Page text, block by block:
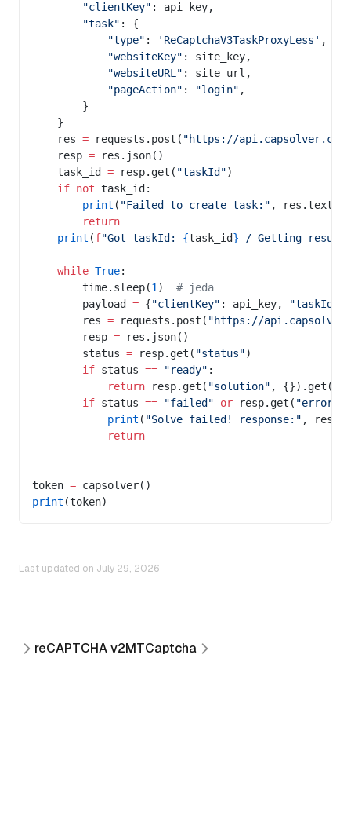
        "clientKey"
: api_key,
        "task"
: {
            "type"
: 'ReCaptchaV3TaskProxyLess' ,
            "websiteKey"
: site_key,
            "websiteURL"
: site_url,
            "pageAction"
: "login" ,
        }
    }
    res
= requests.post( "https://api.capsolver.com/
    resp
= res.json()
    task_id
= resp.get( "taskId")
    if
not task_id:
        print
( "Failed to create task:" , res.text)
        return
    print
(f"Got taskId: {task_id} / Getting
    while
True:
        time.sleep(
1 ) # jeda
        payload
= {"clientKey" : api_key, "taskId"
        res
= requests.post( "https://
        resp
= res.json()
        status
= resp.get( "status")
        if
status == "ready" :
            return
resp.get( "solution" , {}).get(
        if
status == "failed" or resp.get( "errorId"
            print
( "Solve failed! response:" ,
            return
token = capsolver()
print (token)
Last updated on July 29, 2026
reCAPTCHA v2MTCaptcha